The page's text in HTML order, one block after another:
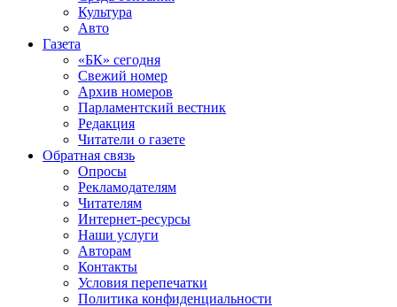
Культура
Авто
Газета
«БК» сегодня
Свежий номер
Архив номеров
Парламентский вестник
Редакция
Читатели о газете
Обратная связь
Опросы
Рекламодателям
Читателям
Интернет-ресурсы
Наши услуги
Авторам
Контакты
Условия перепечатки
Политика конфиденциальности